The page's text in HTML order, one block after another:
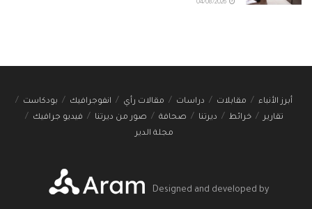
أبرز الأنباء مقابلات دراسات مقالات رأي انفوجرافيك
بودكاست
تقارير
خرائط ديرتنا صحافة صور من ديرتنا
فيديو جرافيك
مجلة الدير
Designed and developed by